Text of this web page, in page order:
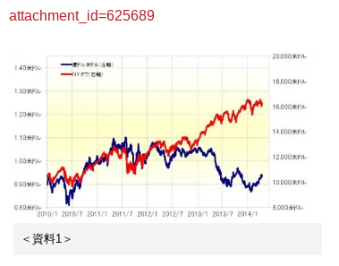
attachment_id=625689
＜資料1＞